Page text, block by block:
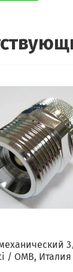
/ OMB, Италия